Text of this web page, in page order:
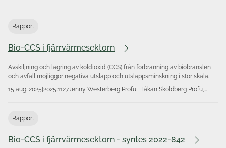
Rapport
Bio-CCS i fjärrvärmesektorn
Avskiljning och lagring av koldioxid (CCS) från förbränning av biobränslen
och avfall möjliggör negativa utsläpp och utsläppsminskning i stor skala.
15 aug. 2025|2025:1127Jenny Westerberg Profu, Håkan Sköldberg Profu,
Mortensen Rise Jan Kjärstad Chalmers, Katja Åström
Energiforsk
Rapport
Bio-CCS i fjärrvärmesektorn - syntes 2022-842